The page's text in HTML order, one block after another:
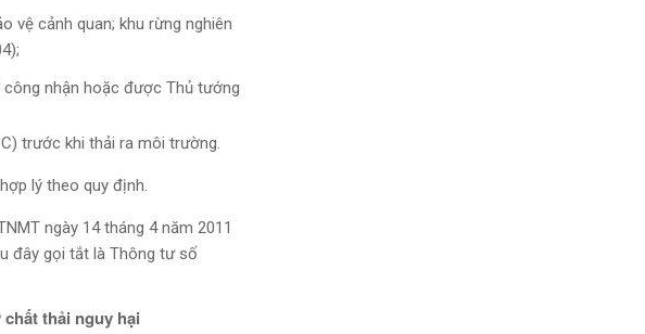
vệ cảnh quan; khu rừng nghiên
công nhận hoặc được Thủ tướng
trước khi thải ra môi trường.
lý theo quy định.
ngày 14 tháng 4 năm 2011
đây gọi tắt là Thông tư số
thải nguy hại